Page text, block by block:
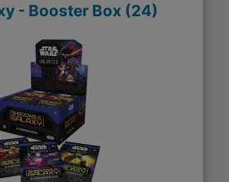
- Booster Box (24)